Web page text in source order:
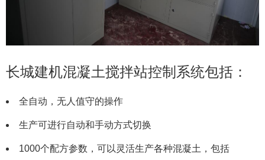
长城建机混凝土搅拌站控制系统包括：
全自动，无人值守的操作
生产可进行自动和手动方式切换
1000个配方参数，可以灵活生产各种混凝土，包括